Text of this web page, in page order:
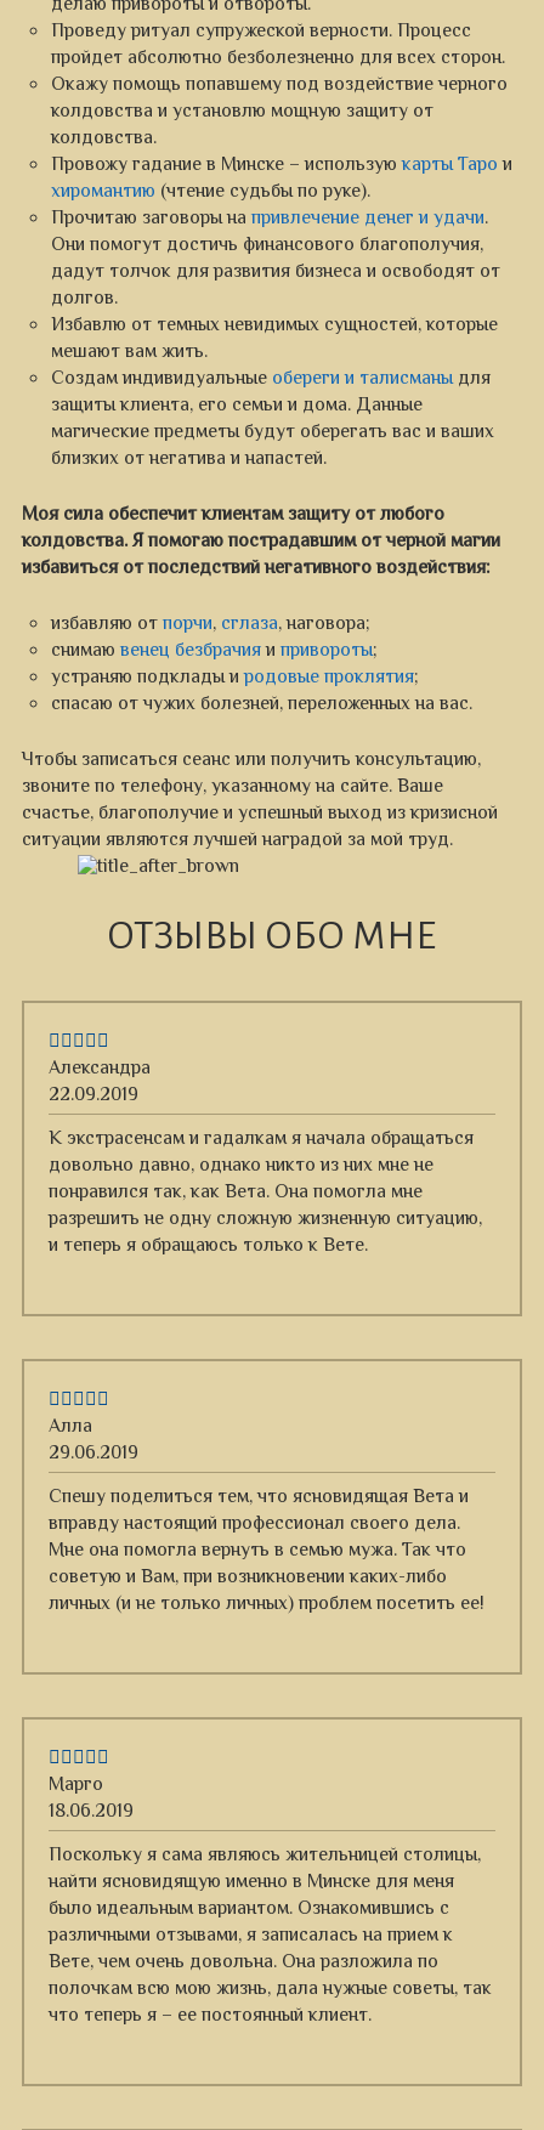
Проведу ритуал супружеской верности. Процесс
пройдет абсолютно безболезненно для всех сторон.
Окажу помощь попавшему под воздействие черного
колдовства и установлю мощную защиту от
колдовства.
Провожу гадание в Минске – используюкарты Тарои
хиромантию (чтение судьбы по руке).
Прочитаю заговоры на привлечение денег и удачи.
Они помогут достичь финансового благополучия,
дадут толчок для развития бизнеса и освободят от
долгов.
Избавлю от темных невидимых сущностей, которые
мешают вам жить.
Создам индивидуальные обереги и талисманыдля
защиты клиента, его семьи и дома. Данные
магические предметы будут оберегать вас и ваших
близких от негатива и напастей.
Моя сила обеспечит клиентам защиту от любого
колдовства. Я помогаю пострадавшим от черной магии
избавиться от последствий негативного воздействия:
избавляю отпорчи, сглаза, наговора;
снимаю венец безбрачияи привороты;
устраняю подклады иродовые проклятия;
спасаю от чужих болезней, переложенных на вас.
Чтобы записаться сеанс или получить консультацию,
звоните по телефону, указанному на сайте. Ваше
счастье, благополучие и успешный выход из кризисной
ситуации являются лучшей наградой за мой труд.
ОТЗЫВЫ ОБО МНЕ
Александра
22.09.2019
К экстрасенсам и гадалкам я начала обращаться
довольно давно, однако никто из них мне не
понравился так, как Вета. Она помогла мне
разрешить не одну сложную жизненную ситуацию,
и теперь я обращаюсь только к Вете.
Алла
29.06.2019
Спешу поделиться тем, что ясновидящая Вета и
вправду настоящий профессионал своего дела.
Мне она помогла вернуть в семью мужа. Так что
советую и Вам, при возникновении каких-либо
личных (и не только личных) проблем посетить ее!
Марго
18.06.2019
Поскольку я сама являюсь жительницей столицы,
найти ясновидящую именно в Минске для меня
было идеальным вариантом. Ознакомившись с
различными отзывами, я записалась на прием к
Вете, чем очень довольна. Она разложила по
полочкам всю мою жизнь, дала нужные советы, так
что теперь я – ее постоянный клиент.